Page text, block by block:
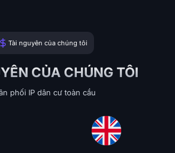
Tài nguyên của chúng tôi
CỦA CHÚNG TÔI
phối IP dân cư toàn cầu